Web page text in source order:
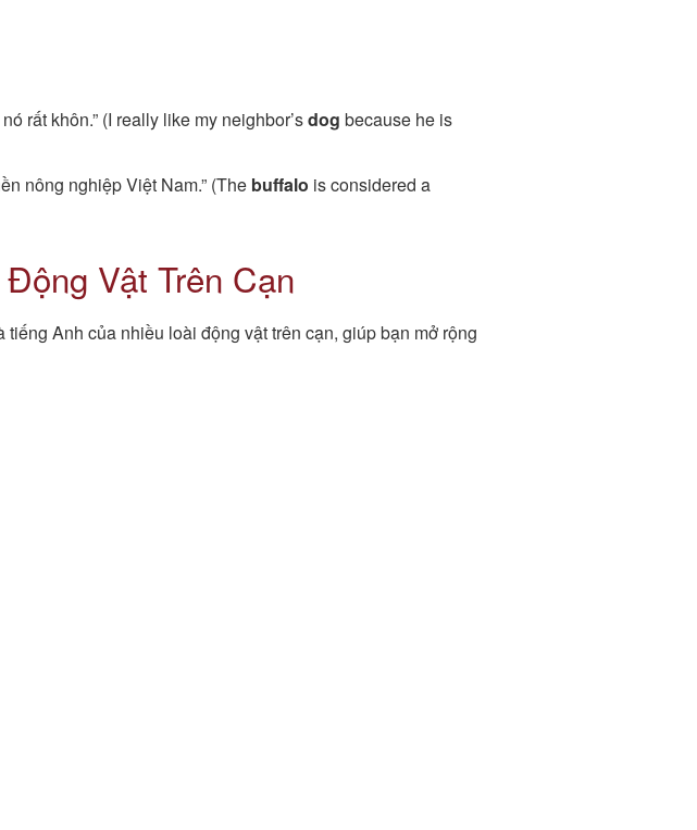
rất khôn.” (I really like my neighbor’sdog because he is
nông nghiệp Việt Nam.” (The buffalo is considered a
Vật Trên Cạn
Anh của nhiều loài động vật trên cạn, giúp bạn mở rộng